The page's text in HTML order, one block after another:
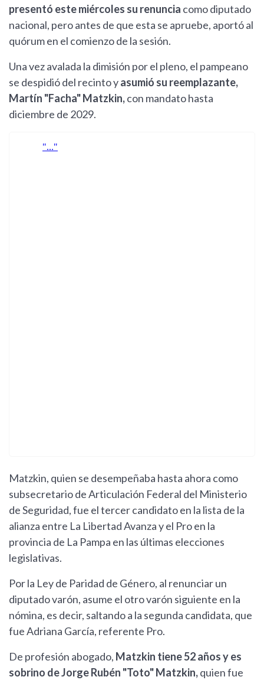
presentó este miércoles su renuncia como diputado
nacional, pero antes de que esta se apruebe, aportó al
quórum en el comienzo de la sesión.
Una vez avalada la dimisión por el pleno, el pampeano
se despidió del recinto yasumió su reemplazante,
Martín "Facha" Matzkin,con mandato hasta
diciembre de 2029.
Matzkin, quien se desempeñaba hasta ahora como
subsecretario de Articulación Federal del Ministerio
de Seguridad, fue el tercer candidato en la lista de la
alianza entre La Libertad Avanza y el Pro en la
provincia de La Pampa en las últimas elecciones
legislativas.
Por la Ley de Paridad de Género, al renunciar un
diputado varón, asume el otro varón siguiente en la
nómina, es decir, saltando a la segunda candidata, que
fue Adriana García, referente Pro.
De profesión abogado, Matzkin tiene 52 años y es
sobrino de Jorge Rubén "Toto" Matzkin,quien fue